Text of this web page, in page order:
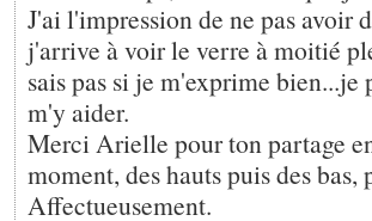
J'ai l'impression de ne pas avoir
j'arrive à voir le verre à moitié
sais pas si je m'exprime
m'y aider.
Merci Arielle pour ton partage
moment, des hauts puis des
Affectueusement.